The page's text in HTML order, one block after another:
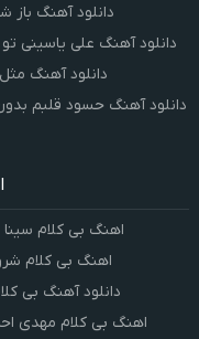
دانلود آهنگ
دانلود آهنگ علی یاسینی
دانلود آهنگ
دانلود آهنگ حسود قلبم
اهنگ بی کلام
اهنگ بی کلام
دانلود آهنگ بی
اهنگ بی کلام مهدی